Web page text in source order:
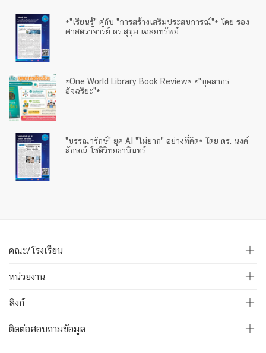
*"เรียนรู้" คู่กับ "การสร้างเสริมประสบการณ์"* โดย รอง
ศาสตราจารย์ ดร.สุขุม เฉลยทรัพย์
*One World Library Book Review* *"บุคลากร
อัจฉริยะ"*
"บรรณารักษ์" ยุค AI "ไม่ยาก" อย่างที่คิด* โดย ดร. นงค์
ลักษณ์ โชติวิทยธานินทร์
คณะ/โรงเรียน
หน่วยงาน
ลิงก์
ติดต่อสอบถามข้อมูล